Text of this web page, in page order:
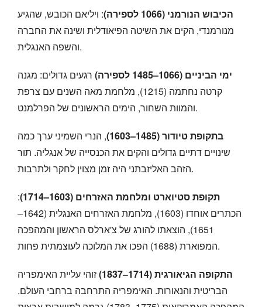
הכיבוש הנורמני (1066 לספירה)
: ויליאם הכובש, שהגיע
מנורמנדי, הקים את השיטה הפיאודלית ושינה את החברה
והשפה האנגלית.
ימי הביניים (1066–1485 לספירה)
רגעים גדולים: מגנה
קרטה נחתמה (1215), מלחמת מאה השנים עם צרפת
והמוות השחור, הימים הראשונים של הפרלמנט.
בתקופת טיודור (1485–1603)
, הנרי השמיני ערך כמה
שינויים דתיים גדולים והקים את הכנסייה של אנגליה. תור
הזהב האליזבתני היה זמן מצוין לחקר ולתרבות.
תקופת סטיוארט ומלחמת האזרחים (1603–1714)
:
הכתרים אוחדו (1603), מלחמת האזרחים האנגלית (1642–
1651), הוצאתו להורג של צ'ארלס הראשון והמהפכה
המפוארת (1688) הפכו את המלוכה לעוצמתית פחות.
התקופה הגיאורגית (1714–1837)
זוהי עליית האימפריה
הבריטית והנאורות. האימפריה התרחבה ברחבי העולם.